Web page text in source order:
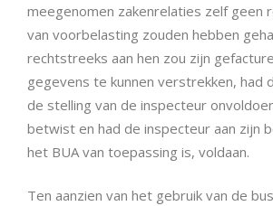
meegenomen zakenrelaties zelf geen
van voorbelasting zouden hebben
rechtstreeks aan hen zou zijn
gegevens te kunnen verstrekken, had
de stelling van de inspecteur
betwist en had de inspecteur aan zijn
het BUA van toepassing is, voldaan.
Ten aanzien van het gebruik van de